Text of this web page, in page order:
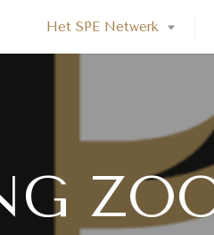
Het SPE Netwerk